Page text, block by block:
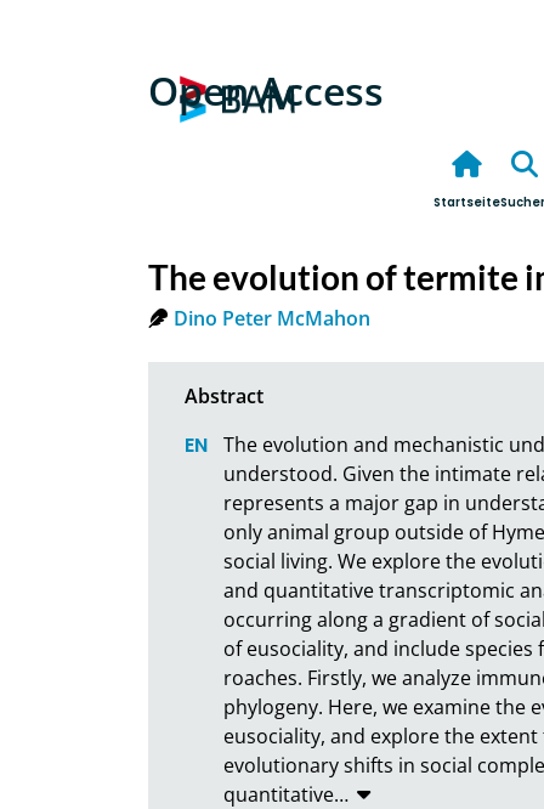
Open Access
Startseite
The evolution of termite
Dino Peter McMahon
The evolution and mechanistic
understood. Given the intimate
represents a major gap in
only animal group outside of
social living. We explore the
and quantitative transcriptomic
occurring along a gradient of
of eusociality, and include
roaches. Firstly, we analyze
phylogeny. Here, we examine
eusociality, and explore the
evolutionary shifts in social
quantitative…